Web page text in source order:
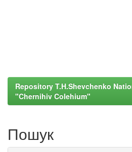
Repository T.H.Shevchenko
"Chernihiv Colehium"
Пошук